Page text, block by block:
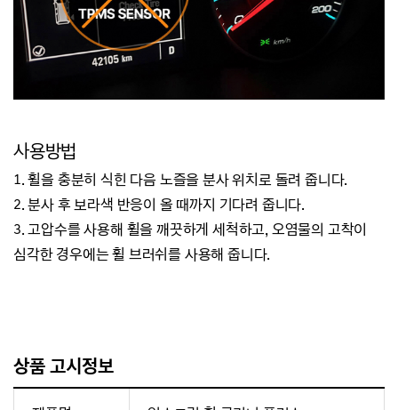
사용방법
1. 휠을 충분히 식힌 다음 노즐을 분사 위치로 돌려 줍니다.
2. 분사 후 보라색 반응이 올 때까지 기다려 줍니다.
3. 고압수를 사용해 휠을 깨끗하게 세척하고, 오염물의 고착이
심각한 경우에는 휠 브러쉬를 사용해 줍니다.
상품 고시정보